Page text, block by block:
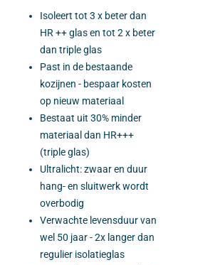
Isoleert tot 3 x beter dan
HR ++ glas en tot 2 x beter
dan triple glas
Past in de bestaande
kozijnen - bespaar kosten
op nieuw materiaal
Bestaat uit 30% minder
materiaal dan HR+++
(triple glas)
Ultralicht: zwaar en duur
hang- en sluitwerk wordt
overbodig
Verwachte levensduur van
wel 50 jaar - 2x langer dan
regulier isolatieglas